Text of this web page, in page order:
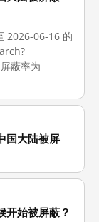
2026-06-16 的
蔽率为
国大陆被屏
开始被屏蔽？